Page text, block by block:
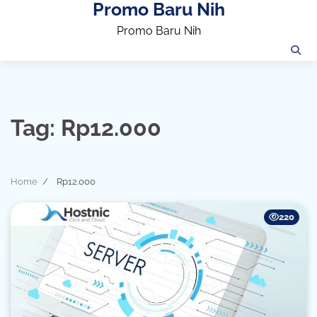
Promo Baru Nih
Promo Baru Nih
Tag: Rp12.000
Home Rp12.000
220